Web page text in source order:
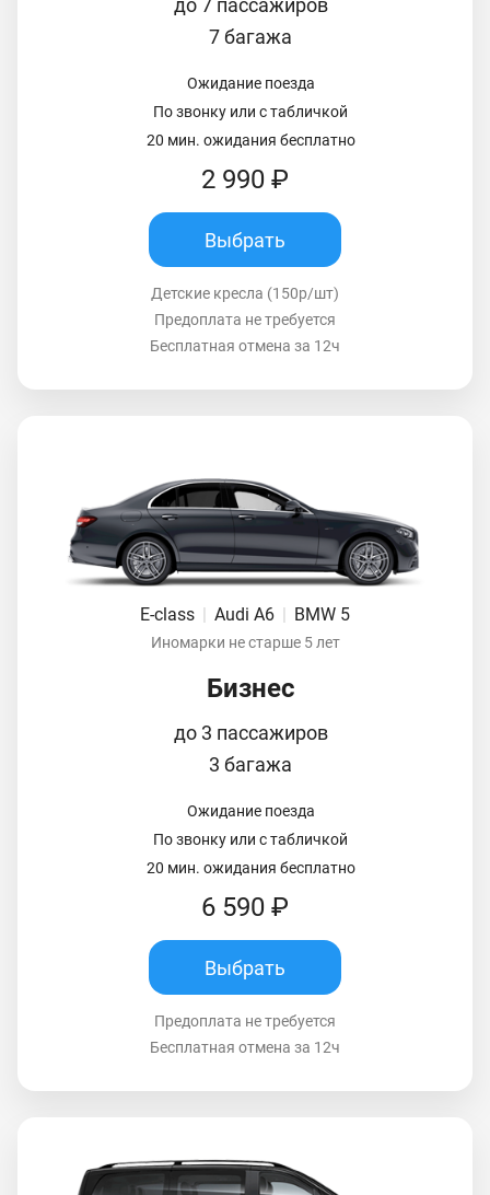
до 7 пассажиров
7 багажа
Ожидание поезда
По звонку или с табличкой
20 мин. ожидания бесплатно
2 990 ₽
Выбрать
Детские кресла (150р/шт)
Предоплата не требуется
Бесплатная отмена за 12ч
E-class | Audi A6 | BMW 5
Иномарки не старше 5 лет
Бизнес
до 3 пассажиров
3 багажа
Ожидание поезда
По звонку или с табличкой
20 мин. ожидания бесплатно
6 590 ₽
Выбрать
Предоплата не требуется
Бесплатная отмена за 12ч